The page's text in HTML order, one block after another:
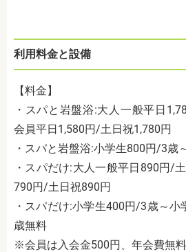
利用料金と設備
【料金】
・スパと岩盤浴:大人一般平日
会員平日1,580円/土日祝1,780円
・スパと岩盤浴:小学生800円/3歳
・スパだけ:大人一般平日 890円/
790円/土日祝890円
・スパだけ:小学生400円/3歳～小
歳無料
※会員は入会金500円、年会費無料